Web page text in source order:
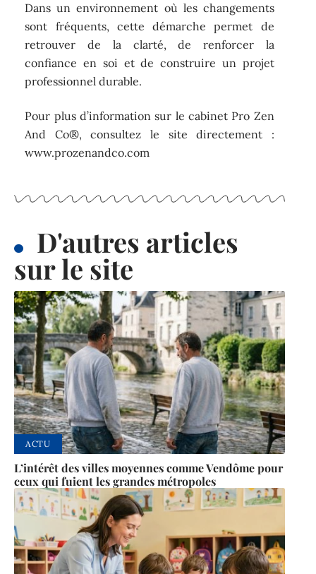
Dans un environnement où les changements
sont fréquents, cette démarche permet de
retrouver de la clarté, de renforcer la
confiance en soi et de construire un projet
professionnel durable.
Pour plus d’information sur le cabinet Pro Zen
And Co®, consultez le site directement :
www.prozenandco.com
D'autres articles
sur le site
ACTU
L’intérêt des villes moyennes comme Vendôme pour
ceux qui fuient les grandes métropoles